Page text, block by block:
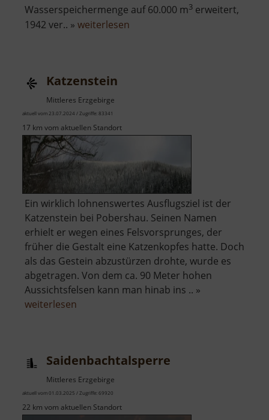
Wasserspeichermenge auf 60.000 m3 erweitert,
1942 ver.. » weiterlesen
Katzenstein
Mittleres Erzgebirge
aktuell vom 23.07.2024 / Zugriffe: 83341
17 km vom aktuellen Standort
Ein wirklich lohnenswertes Ausflugsziel ist der
Katzenstein bei Pobershau. Seinen Namen
erhielt er wegen eines Felsvorsprunges, der
früher die Gestalt eine Katzenkopfes hatte. Doch
als das Gestein abzustürzen drohte, wurde es
abgetragen. Von dem ca. 90 Meter hohen
Aussichtsfelsen kann man hinab ins .. »
weiterlesen
Saidenbachtalsperre
Mittleres Erzgebirge
aktuell vom 01.03.2025 / Zugriffe: 69920
22 km vom aktuellen Standort